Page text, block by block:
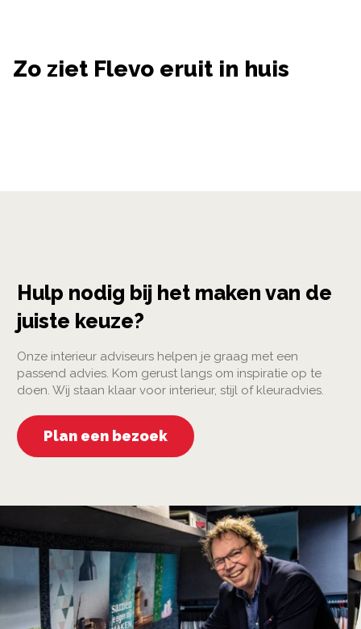
Zo ziet Flevo eruit in huis
Hulp nodig bij het maken van de
juiste keuze?
Onze interieur adviseurs helpen je graag met een
passend advies. Kom gerust langs om inspiratie op te
doen. Wij staan klaar voor interieur, stijl of kleuradvies.
Plan een bezoek